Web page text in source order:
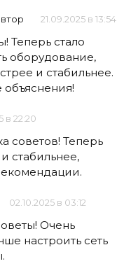
21.09.2025 в 13:54
Теперь стало
оборудование,
и стабильнее.
в 22:20
советов! Теперь
стабильнее,
02.10.2025 в 03:12
Очень
настроить сеть